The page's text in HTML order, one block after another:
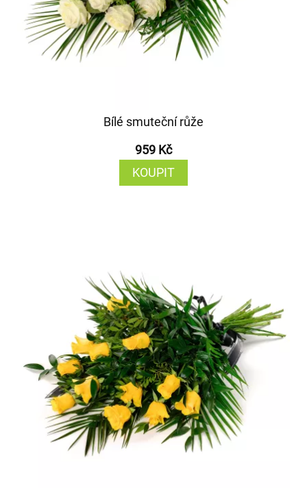
Bílé smuteční růže
959 Kč
KOUPIT